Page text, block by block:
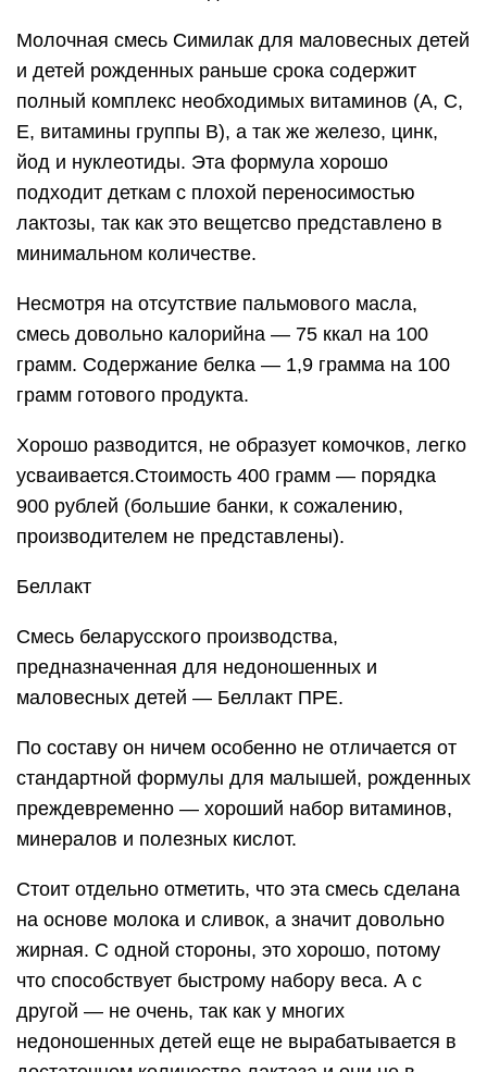
Молочная смесь Симилак для маловесных детей
и детей рожденных раньше срока содержит
полный комплекс необходимых витаминов (А, С,
Е, витамины группы В), а так же железо, цинк,
йод и нуклеотиды. Эта формула хорошо
подходит деткам с плохой переносимостью
лактозы, так как это вещетсво представлено в
минимальном количестве.
Несмотря на отсутствие пальмового масла,
смесь довольно калорийна — 75 ккал на 100
грамм. Содержание белка — 1,9 грамма на 100
грамм готового продукта.
Хорошо разводится, не образует комочков, легко
усваивается.Стоимость 400 грамм — порядка
900 рублей (большие банки, к сожалению,
производителем не представлены).
Беллакт
Смесь беларусского производства,
предназначенная для недоношенных и
маловесных детей — Беллакт ПРЕ.
По составу он ничем особенно не отличается от
стандартной формулы для малышей, рожденных
преждевременно — хороший набор витаминов,
минералов и полезных кислот.
Стоит отдельно отметить, что эта смесь сделана
на основе молока и сливок, а значит довольно
жирная. С одной стороны, это хорошо, потому
что способствует быстрому набору веса. А с
другой — не очень, так как у многих
недоношенных детей еще не вырабатывается в